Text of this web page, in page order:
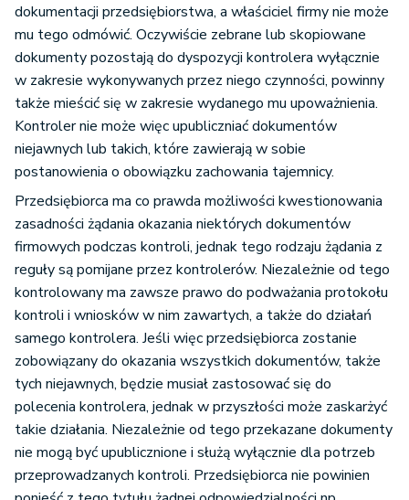
dokumentacji przedsiębiorstwa, a właściciel firmy nie może
mu tego odmówić. Oczywiście zebrane lub skopiowane
dokumenty pozostają do dyspozycji kontrolera wyłącznie
w zakresie wykonywanych przez niego czynności, powinny
także mieścić się w zakresie wydanego mu upoważnienia.
Kontroler nie może więc upubliczniać dokumentów
niejawnych lub takich, które zawierają w sobie
postanowienia o obowiązku zachowania tajemnicy.
Przedsiębiorca ma co prawda możliwości kwestionowania
zasadności żądania okazania niektórych dokumentów
firmowych podczas kontroli, jednak tego rodzaju żądania z
reguły są pomijane przez kontrolerów. Niezależnie od tego
kontrolowany ma zawsze prawo do podważania protokołu
kontroli i wniosków w nim zawartych, a także do działań
samego kontrolera. Jeśli więc przedsiębiorca zostanie
zobowiązany do okazania wszystkich dokumentów, także
tych niejawnych, będzie musiał zastosować się do
polecenia kontrolera, jednak w przyszłości może zaskarżyć
takie działania. Niezależnie od tego przekazane dokumenty
nie mogą być upublicznione i służą wyłącznie dla potrzeb
przeprowadzanych kontroli. Przedsiębiorca nie powinien